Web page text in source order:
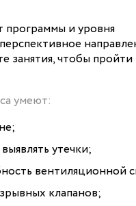
программы и уровня
занятия, чтобы пройти
умеют:
утечки;
вентиляционной
клапанов;